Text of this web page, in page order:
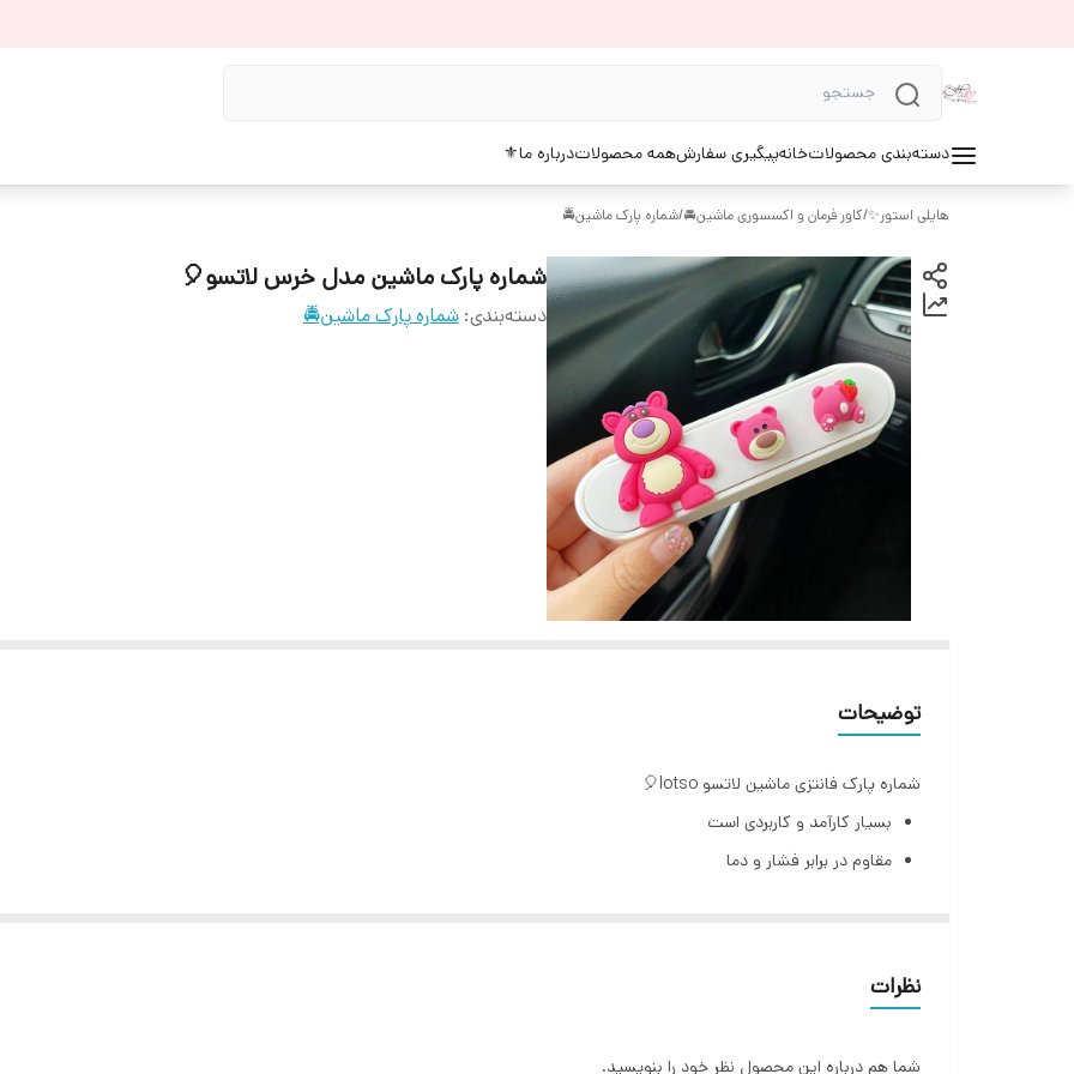
دسته‌بندی محصولاتخانهپیگیری سفارشهمه محصولاتدرباره ما⚜️
هایلی استور✨/کاور فرمان و اکسسوری ماشین🚘/شماره پارک ماشین🚔
شماره پارک ماشین مدل خرس لاتسو🎈
دسته‌بندی: شماره پارک ماشین🚔
توضیحات
شماره پارک فانتزی ماشین لاتسو lotso🎈
بسیار کارآمد و کاربردی است
مقاوم در برابر فشار و دما
شامل یک استند و چند سری عدد که به راحتی میتوانید شماره خود را تنظیم و روی داشبورد خودرو با دو بخش چسبی به قسمت جلو
توجه"رنگ محصول،مشکی می باشد.
نظرات
شما هم درباره این محصول نظر خود را بنویسید.